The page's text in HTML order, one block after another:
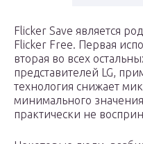
Flicker Save является
Flicker Free. Первая
вторая во всех
представителей LG,
технология снижает
минимального
практически не